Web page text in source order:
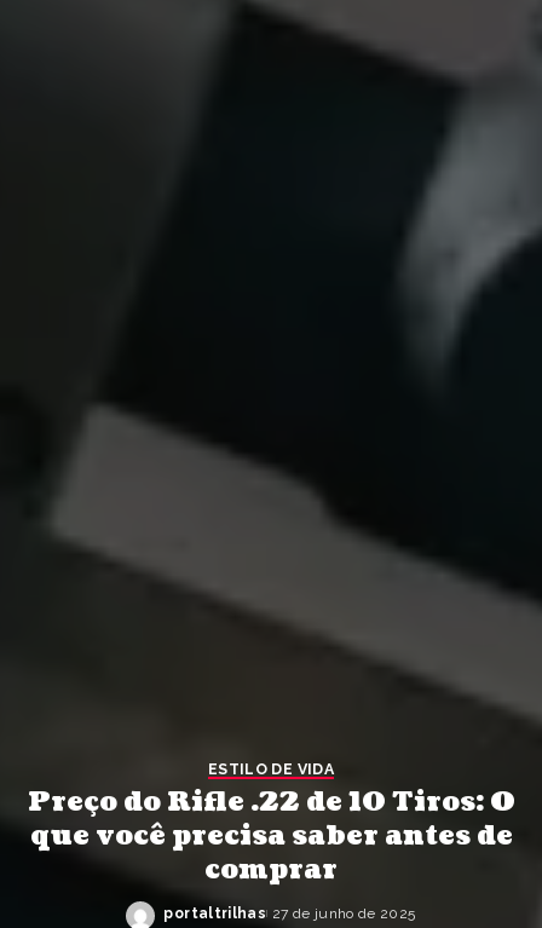
ESTILO DE VIDA
Preço do Rifle .22 de 10 Tiros: O
que você precisa saber antes de
comprar
Posted
portaltrilhas 27 de junho de 2025